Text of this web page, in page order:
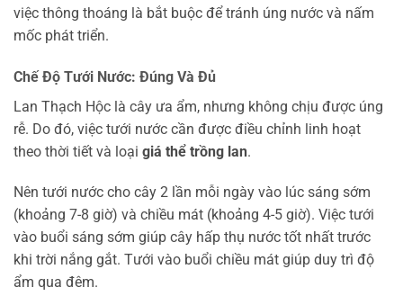
việc thông thoáng là bắt buộc để tránh úng nước và nấm
mốc phát triển.
Chế Độ Tưới Nước: Đúng Và Đủ
Lan Thạch Hộc là cây ưa ẩm, nhưng không chịu được úng
rễ. Do đó, việc tưới nước cần được điều chỉnh linh hoạt
theo thời tiết và loại giá thể trồng lan.
Nên tưới nước cho cây 2 lần mỗi ngày vào lúc sáng sớm
(khoảng 7-8 giờ) và chiều mát (khoảng 4-5 giờ). Việc tưới
vào buổi sáng sớm giúp cây hấp thụ nước tốt nhất trước
khi trời nắng gắt. Tưới vào buổi chiều mát giúp duy trì độ
ẩm qua đêm.